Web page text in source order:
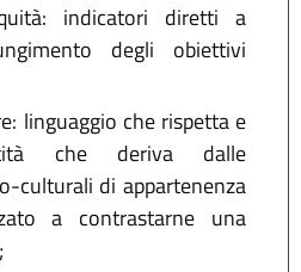
indicatori diretti a
degli obiettivi
linguaggio che rispetta e
che deriva dalle
culturali di appartenenza
a contrastarne una